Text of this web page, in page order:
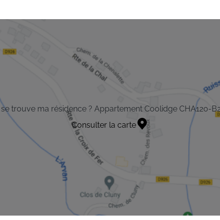
trouve ma résidence ? Appartement Coolidge CHA120-
Consulter la carte